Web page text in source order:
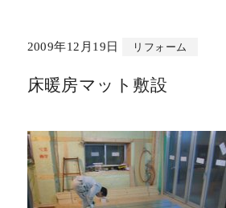
2009年12月19日 リフォーム
床暖房マット敷設